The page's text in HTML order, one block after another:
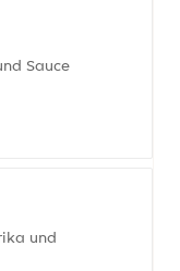
Sauce
und